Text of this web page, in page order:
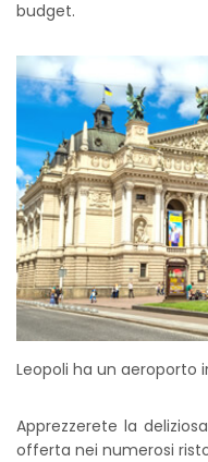
budget.
Leopoli ha un aeroporto
Apprezzerete la
offerta nei numerosi